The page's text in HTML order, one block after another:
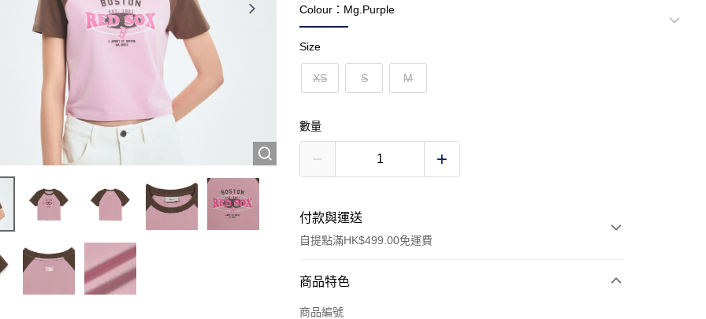
Colour：Mg.Purple
Size
XS S M
數量
付款與運送
自提點滿HK$499.00免運費
付款方式
信用卡
商品特色
商品編號